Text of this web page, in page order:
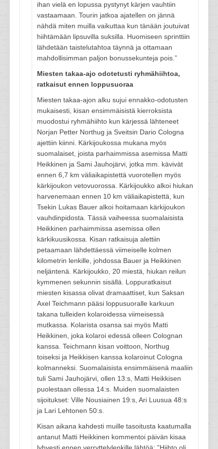
ihan vielä en lopussa pystynyt kärjen vauhtiin
vastaamaan. Tourin jatkoa ajatellen on jännä
nähdä miten muilla vaikuttaa kun tänään joutuivat
hiihtämään lipsuvilla suksilla. Huomiseen sprinttiin
lähdetään taistelutahtoa täynnä ja ottamaan
mahdollisimman paljon bonussekunteja pois.”
Miesten takaa-ajo odotetusti ryhmähiihtoa,
ratkaisut ennen loppusuoraa
Miesten takaa-ajon alku sujui ennakko-odotusten
mukaisesti, kisan ensimmäisistä kierroksista
muodostui ryhmähiihto kun kärjessä lähteneet
Norjan Petter Northug ja Sveitsin Dario Cologna
ajettiin kiinni. Kärkijoukossa mukana myös
suomalaiset, joista parhaimmissa asemissa Matti
Heikkinen ja Sami Jauhojärvi, jotka mm. kävivät
ennen 6,7 km väliaikapistettä vuorotellen myös
kärkijoukon vetovuorossa. Kärkijoukko alkoi hiukan
harvenemaan ennen 10 km väliaikapistettä, kun
Tsekin Lukas Bauer alkoi hoitamaan kärkijoukon
vauhdinpidosta. Tässä vaiheessa suomalaisista
Heikkinen parhaimmissa asemissa ollen
kärkikuusikossa. Kisan ratkaisuja alettiin
petaamaan lähdettäessä viimeiselle kolmen
kilometrin lenkille, johdossa Bauer ja Heikkinen
neljäntenä. Kärkijoukko, 20 miestä, hiukan reilun
kymmenen sekunnin sisällä. Loppuratkaisut
miesten kisassa olivat dramaattiset, kun Saksan
Axel Teichmann pääsi loppusuoralle karkuun
takana tulleiden kolaroidessa viimeisessä
mutkassa. Kolarista osansa sai myös Matti
Heikkinen, joka kolaroi edessä olleen Colognan
kanssa. Teichmann kisan voittoon, Northug
toiseksi ja Heikkisen kanssa kolaroinut Cologna
kolmanneksi. Suomalaisista ensimmäisenä maaliin
tuli Sami Jauhojärvi, ollen 13:s, Matti Heikkisen
puolestaan ollessa 14:s. Muiden suomalaisten
sijoitukset: Ville Nousiainen 19:s, Ari Luusua 48:s
ja Lari Lehtonen 50:s.
Kisan aikana kahdesti muille tasoitusta kaatumalla
antanut Matti Heikkinen kommentoi päivän kisaa